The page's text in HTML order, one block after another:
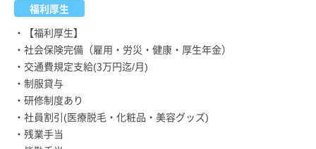
福利厚生
・【福利厚生】
・社会保険完備（雇用・労災・健康・厚生年金）
・交通費規定支給(3万円迄/月)
・制服貸与
・研修制度あり
・社員割引(医療脱毛・化粧品・美容グッズ)
・残業手当